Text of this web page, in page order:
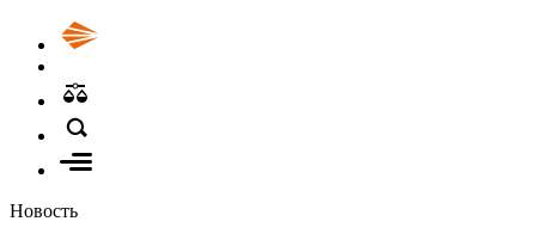
Новость